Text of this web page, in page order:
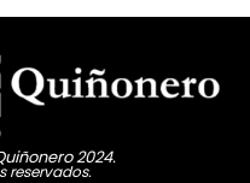
2024.
reservados.